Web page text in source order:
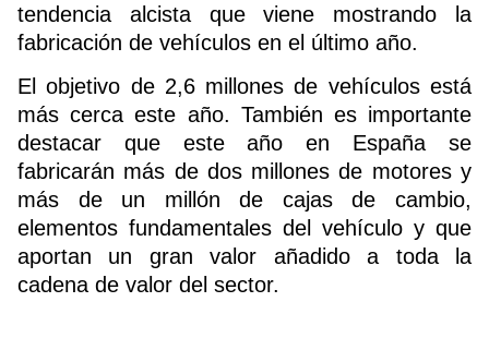
tendencia alcista que viene mostrando la
fabricación de vehículos en el último año.
El objetivo de 2,6 millones de vehículos está
más cerca este año. También es importante
destacar que este año en España se
fabricarán más de dos millones de motores y
más de un millón de cajas de cambio,
elementos fundamentales del vehículo y que
aportan un gran valor añadido a toda la
cadena de valor del sector.